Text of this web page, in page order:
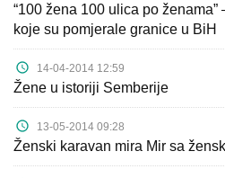
Javni
pozivi
English
Kontakt
“100 žena 100 ulica po
koje su pomjerale granice u BiH
14-04-2014 12:59
Žene u istoriji Semberije
13-05-2014 09:28
Ženski karavan mira Mir sa